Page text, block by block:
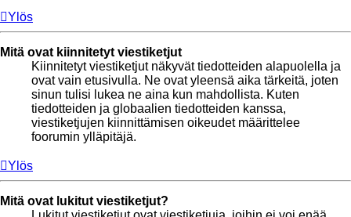
Ylös
Mitä ovat kiinnitetyt viestiketjut
Kiinnitetyt viestiketjut näkyvät tiedotteiden alapuolella ja
ovat vain etusivulla. Ne ovat yleensä aika tärkeitä, joten
sinun tulisi lukea ne aina kun mahdollista. Kuten
tiedotteiden ja globaalien tiedotteiden kanssa,
viestiketjujen kiinnittämisen oikeudet määrittelee
foorumin ylläpitäjä.
Ylös
Mitä ovat lukitut viestiketjut?